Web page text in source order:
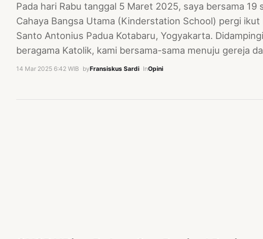
Pada hari Rabu tanggal 5 Maret 2025, saya bersama 19
Cahaya Bangsa Utama (Kinderstation School) pergi ikut
Santo Antonius Padua Kotabaru, Yogyakarta.
beragama Katolik, kami bersama-sama menuju gereja
14 Mar 2025 6:42 WIB byFransiskus Sardi InOpini